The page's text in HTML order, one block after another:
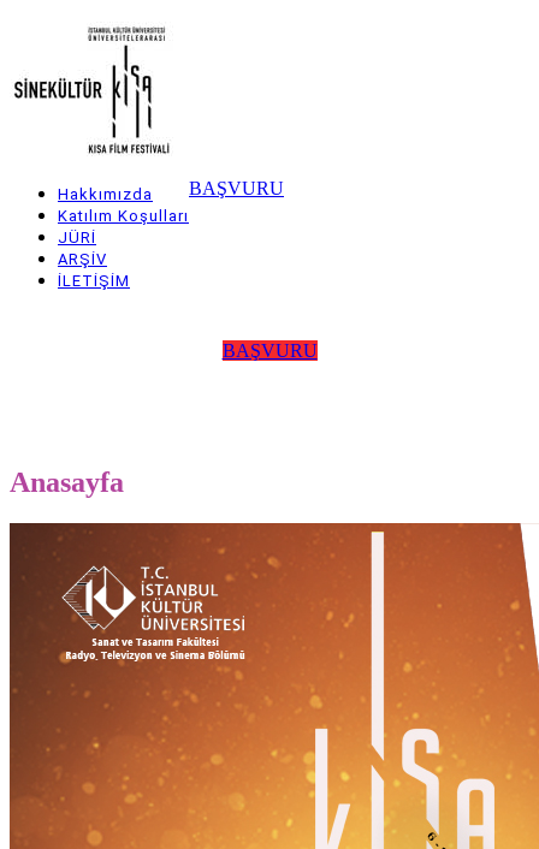
content
Main
navigation
Hakkımızda
Katılım Koşulları
JÜRİ
ARŞİV
İLETİŞİM
BAŞVURU
BAŞVURU
Anasayfa